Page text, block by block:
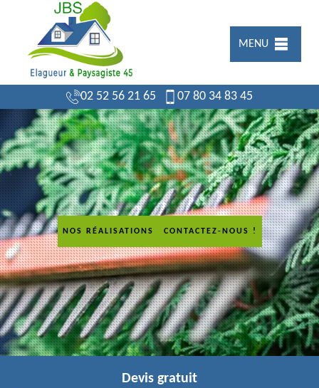
MENU
02 52 56 21 65 07 80 34 83 45
NOS RÉALISATIONS CONTACTEZ-NOUS !
Devis gratuit